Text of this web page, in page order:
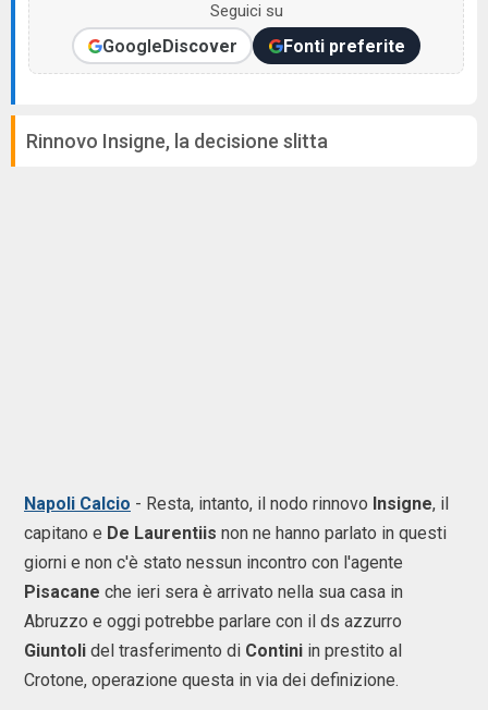
Seguici su
GoogleDiscover Fonti preferite
Rinnovo Insigne, la decisione slitta
Napoli Calcio - Resta, intanto, il nodo rinnovo Insigne, il
capitano e De Laurentiis non ne hanno parlato in questi
giorni e non c'è stato nessun incontro con l'agente
Pisacane che ieri sera è arrivato nella sua casa in
Abruzzo e oggi potrebbe parlare con il ds azzurro
Giuntoli del trasferimento di Contini in prestito al
Crotone, operazione questa in via dei definizione.